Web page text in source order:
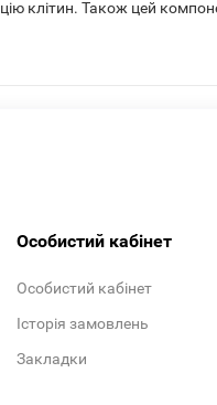
клітин. Також цей
Особистий кабінет
Особистий кабінет
Історія замовлень
Закладки